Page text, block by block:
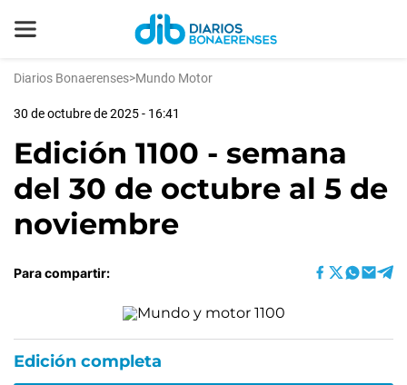
Diarios Bonaerenses>Mundo Motor
30 de octubre de 2025 - 16:41
Edición 1100 - semana
del 30 de octubre al 5 de
noviembre
Para compartir:
Edición completa